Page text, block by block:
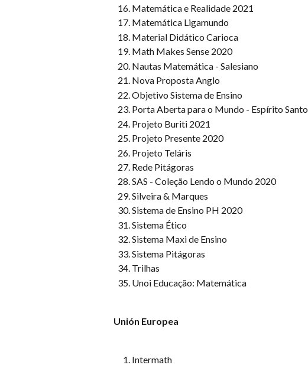
Matemática e Realidade 2021
Matemática Ligamundo
Material Didático Carioca
Math Makes Sense 2020
Nautas Matemática - Salesiano
Nova Proposta Anglo
Objetivo Sistema de Ensino
Porta Aberta para o Mundo - Espírito Santo
Projeto Buriti 2021
Projeto Presente 2020
Projeto Teláris
Rede Pitágoras
SAS - Coleção Lendo o Mundo 2020
Silveira & Marques
Sistema de Ensino PH 2020
Sistema Ético
Sistema Maxi de Ensino
Sistema Pitágoras
Trilhas
Unoi Educação: Matemática
Unión Europea
Intermath